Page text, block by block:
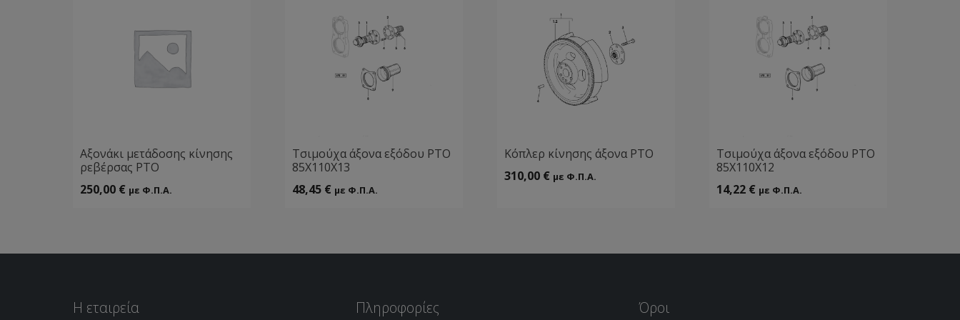
Αξονάκι μετάδοσης κίνησης
ρεβέρσας ΡΤΟ
250,00 € με Φ.Π.Α.
Τσιμούχα άξονα εξόδου ΡΤΟ
85Χ110Χ13
48,45 € με Φ.Π.Α.
Κόπλερ κίνησης άξονα ΡΤΟ
310,00 € με Φ.Π.Α.
Τσιμούχα άξονα εξόδου ΡΤΟ
85Χ110Χ12
14,22 € με Φ.Π.Α.
Η εταιρεία Πληροφορίες Όροι